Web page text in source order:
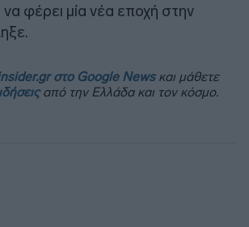
να φέρει μία νέα εποχή στην
στο Google Newsκαι μάθετε
από την Ελλάδα και τον κόσμο.